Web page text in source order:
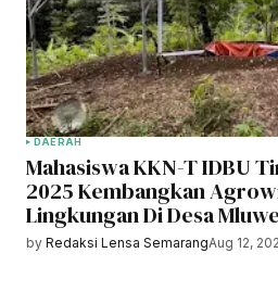
DAERAH
Mahasiswa KKN-T IDBU
2025 Kembangkan
Lingkungan Di Desa
by Redaksi Lensa SemarangAug 12,